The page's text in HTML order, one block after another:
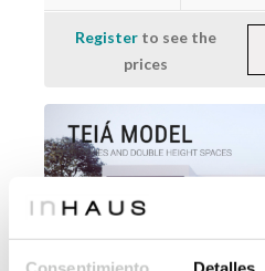
Register to see the
prices